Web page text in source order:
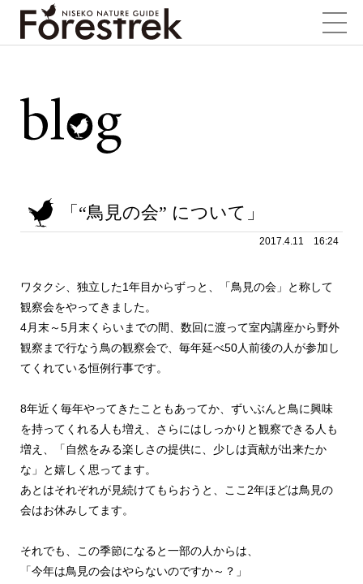
2017.4.11 16:24
「“鳥見の会” について」
ワタクシ、独立した1年目からずっと、「鳥見の会」と称して
観察会をやってきました。
4月末～5月末くらいまでの間、数回に渡って室内講座から野外
観察まで行なう鳥の観察会で、毎年延べ50人前後の人が参加し
てくれている恒例行事です。
8年近く毎年やってきたこともあってか、ずいぶんと鳥に興味
を持ってくれる人も増え、さらにはしっかりと観察できる人も
増え、「自然をみる楽しさの提供に、少しは貢献が出来たか
な」と嬉しく思ってます。
あとはそれぞれが見続けてもらおうと、ここ2年ほどは鳥見の
会はお休みしてます。
それでも、この季節になると一部の人からは、
「今年は鳥見の会はやらないのですか～？」